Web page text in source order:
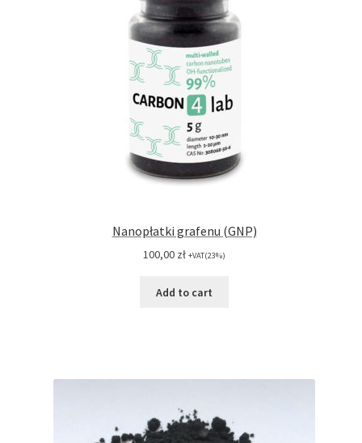
Nanopłatki grafenu (GNP)
100,00 zł +VAT(23%)
Add to cart